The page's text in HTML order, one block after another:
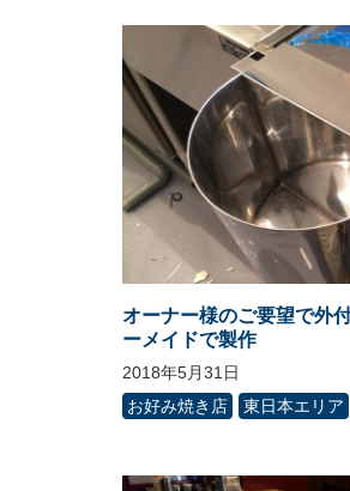
オーナー様のご要望で外
ーメイドで製作
2018年5月31日
お好み焼き店
東日本エリア